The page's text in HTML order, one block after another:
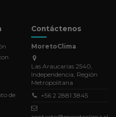
de
Contáctenos
MoretoClima
Las Araucarias 2540,
Independencia, Región
Metropolitana
+56 2 2881 3845